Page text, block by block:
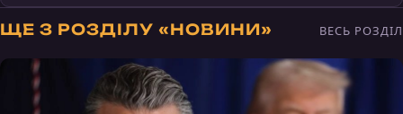
ЩЕ З РОЗДІЛУ «НОВИНИ» ВЕСЬ РОЗДІЛ